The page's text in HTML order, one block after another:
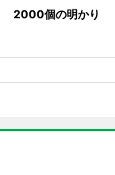
2000個の明かり